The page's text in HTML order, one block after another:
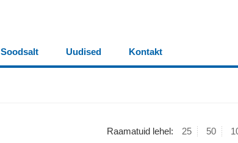
Soodsalt Uudised Kontakt
Raamatuid lehel: 25 50